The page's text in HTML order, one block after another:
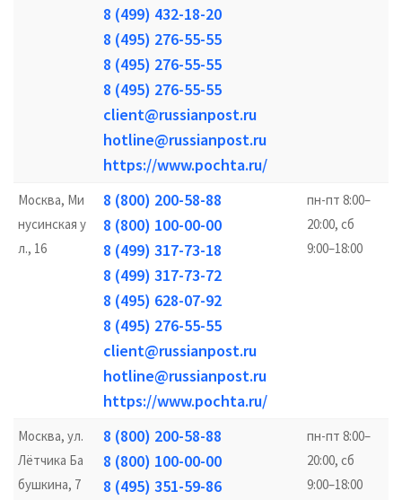
8 (499) 432-18-20
8 (495) 276-55-55
8 (495) 276-55-55
8 (495) 276-55-55
client@russianpost.ru
hotline@russianpost.ru
https://www.pochta.ru/
Москва, Ми
нусинская у
л., 16
8 (800) 200-58-88
8 (800) 100-00-00
8 (499) 317-73-18
8 (499) 317-73-72
8 (495) 628-07-92
8 (495) 276-55-55
client@russianpost.ru
hotline@russianpost.ru
https://www.pochta.ru/
пн-пт 8:00–
20:00, сб
9:00–18:00
Москва, ул.
Лётчика Ба
бушкина, 7
8 (800) 200-58-88
8 (800) 100-00-00
8 (495) 351-59-86
пн-пт 8:00–
20:00, сб
9:00–18:00